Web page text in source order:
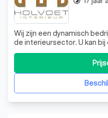
Wij zijn een dynamisch
de interieursector. U kan bij ons terecht voor kwalitatief
schilderwerk zowel
wand & vloerbekleding ,
decoratieve technieken,